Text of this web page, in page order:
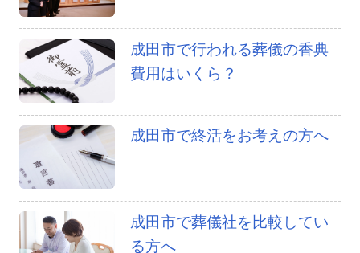
成田市で行われる葬儀の香典
費用はいくら？
成田市で終活をお考えの方へ
成田市で葬儀社を比較してい
る方へ